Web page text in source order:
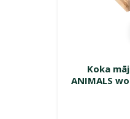
Koka
ANIMALS